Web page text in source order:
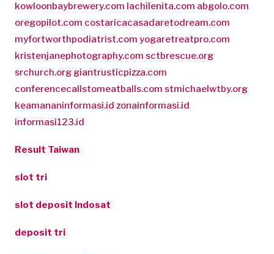
kowloonbaybrewery.com lachilenita.com abgolo.com
oregopilot.com costaricacasadaretodream.com
myfortworthpodiatrist.com yogaretreatpro.com
kristenjanephotography.com sctbrescue.org
srchurch.org giantrusticpizza.com
conferencecallstomeatballs.com stmichaelwtby.org
keamananinformasi.id zonainformasi.id
informasi123.id
Result Taiwan
slot tri
slot deposit Indosat
deposit tri